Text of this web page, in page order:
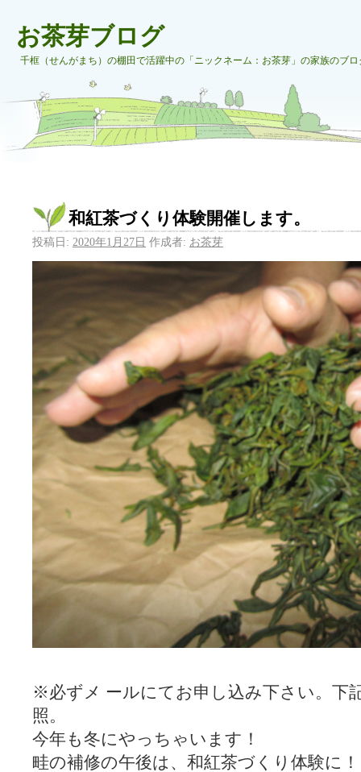
お茶芽ブログ
千框（せんがまち）の棚田で活躍中の「ニックネーム：お茶芽」の家族のブ
和紅茶づくり体験開催します。
投稿日: 2020年1月27日 作成者: お茶芽
※必ずメ ールにてお申し込み下さい。下
照。
今年も冬にやっちゃいます！
畦の補修の午後は、和紅茶づくり体験に！